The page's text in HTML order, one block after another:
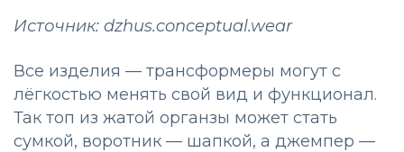
Источник: dzhus.conceptual.wear
Все изделия — трансформеры могут с
лёгкостью менять свой вид и функционал.
Так топ из жатой органзы может стать
сумкой, воротник — шапкой, а джемпер —